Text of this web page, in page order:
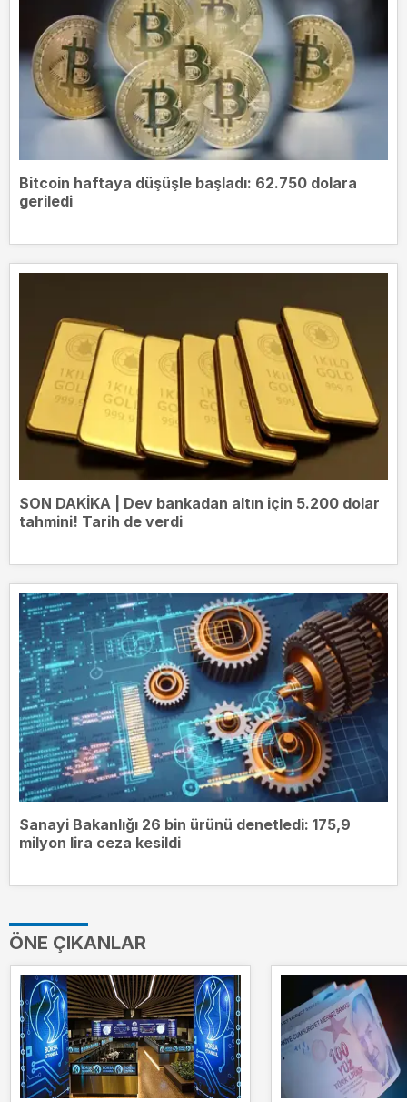
Bitcoin haftaya düşüşle başladı: 62.750 dolara
geriledi
SON DAKİKA | Dev bankadan altın için 5.200 dolar
tahmini! Tarih de verdi
Sanayi Bakanlığı 26 bin ürünü denetledi: 175,9
milyon lira ceza kesildi
ÖNE ÇIKANLAR